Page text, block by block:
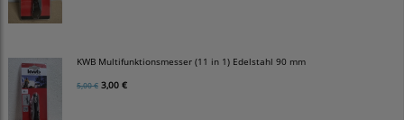
KWB Multifunktionsmesser (11 in 1) Edelstahl 90 mm
5,00 € 3,00 €